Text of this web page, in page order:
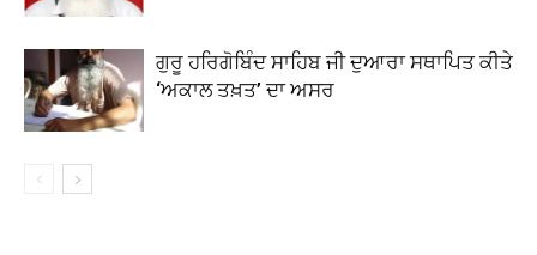
ਗੁਰੂ ਹਰਿਗੋਬਿੰਦ ਸਾਹਿਬ ਜੀ ਦੁਆਰਾ ਸਥਾਪਿਤ ਕੀਤੇ
‘ਅਕਾਲ ਤਖ਼ਤ’ ਦਾ ਅਸਰ